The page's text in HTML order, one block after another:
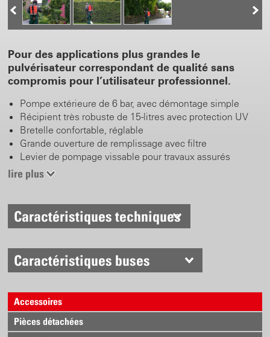
Pour des applications plus grandes le
pulvérisateur correspondant de qualité sans
compromis pour l’utilisateur professionnel.
Pompe extérieure de 6 bar, avec démontage simple
Récipient très robuste de 15-litres avec protection UV
Bretelle confortable, réglable
Grande ouverture de remplissage avec filtre
Levier de pompage vissable pour travaux assurés
Pied en acier robuste
Robinet revolver en laiton avec filtre intégré
en laiton 1.5 mm
Grand choix de pièces de rechange et programme
Equipement BBA avec manomètre également livrable
lire plus
Caractéristiques techniques
Caractéristiques buses
Accessoires
Pièces détachées